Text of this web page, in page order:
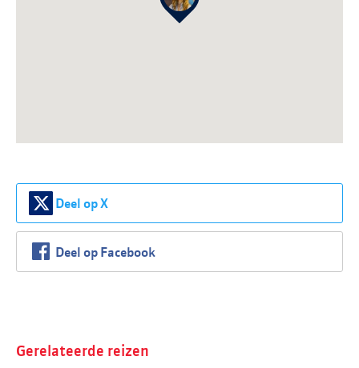
Deel op X
Deel op Facebook
Gerelateerde reizen